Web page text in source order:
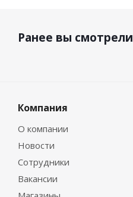
Ранее вы смотрели
Компания
О компании
Новости
Сотрудники
Вакансии